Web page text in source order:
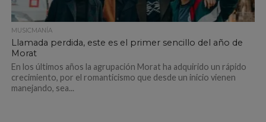
MUSICMANÍA
Llamada perdida, este es el primer sencillo del año de
Morat
En los últimos años la agrupación Morat ha adquirido un rápido
crecimiento, por el romanticismo que desde un inicio vienen
manejando, sea...